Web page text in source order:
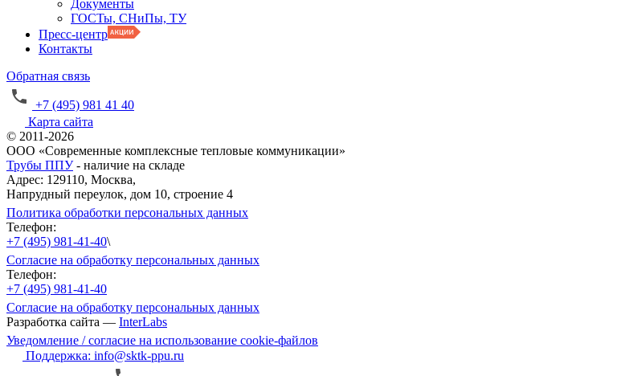
Документы
ГОСТы, СНиПы, ТУ
Пресс-центр
Контакты
Обратная связь
+7 (495) 981 41 40
Карта сайта
© 2011-2026
ООО «Современные комплексные тепловые коммуникации»
Трубы ППУ- наличие на складе
Адрес: 129110, Москва,
Напрудный переулок, дом 10, строение 4
Политика обработки персональных данных
Телефон:
+7 (495) 981-41-40\
Согласие на обработку персональных данных
Телефон:
+7 (495) 981-41-40
Согласие на обработку персональных данных
Разработка сайта — InterLabs
Уведомление / согласие на использование cookie-файлов
Поддержка: info@sktk-ppu.ru